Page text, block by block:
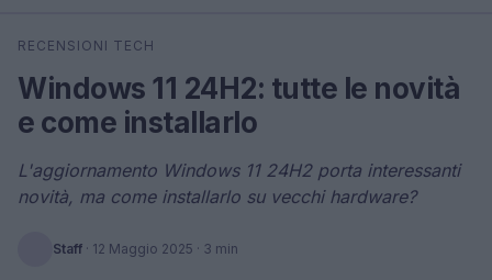
Cerca
RECENSIONI TECH
Windows 11 24H2: tutte le novità
e come installarlo
L'aggiornamento Windows 11 24H2 porta interessanti
novità, ma come installarlo su vecchi hardware?
Staff · 12 Maggio 2025 · 3 min